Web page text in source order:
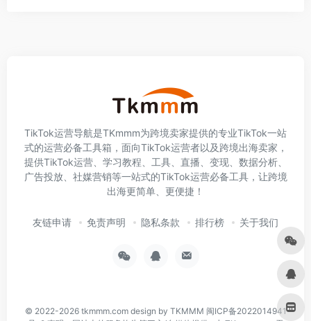
TikTok运营导航是TKmmm为跨境卖家提供的专业TikTok一站
式的运营必备工具箱，面向TikTok运营者以及跨境出海卖家，
提供TikTok运营、学习教程、工具、直播、变现、数据分析、
广告投放、社媒营销等一站式的TikTok运营必备工具，让跨境
出海更简单、更便捷！
友链申请 免责声明 隐私条款 排行榜 关于我们
© 2022-2026 tkmmm.comdesign by TKMMM 闽ICP备2022014941